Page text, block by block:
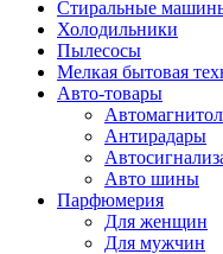
Стиральные
Холодильники
Пылесосы
Мелкая бытовая
Авто-товары
Антирадары
Авто шины
Парфюмерия
Для женщин
Для мужчин